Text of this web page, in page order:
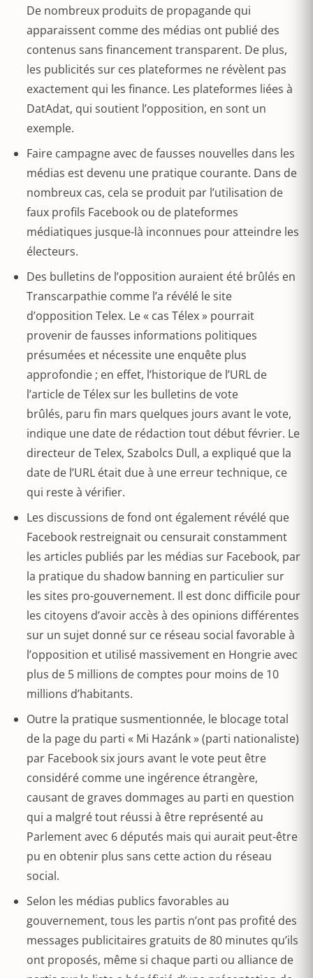
De nombreux produits de propagande qui
apparaissent comme des médias ont publié des
contenus sans financement transparent. De plus,
les publicités sur ces plateformes ne révèlent pas
exactement qui les finance. Les plateformes liées à
DatAdat, qui soutient l’opposition, en sont un
exemple.
Faire campagne avec de fausses nouvelles dans les
médias est devenu une pratique courante. Dans de
nombreux cas, cela se produit par l’utilisation de
faux profils Facebook ou de plateformes
médiatiques jusque-là inconnues pour atteindre les
électeurs.
Des bulletins de l’opposition auraient été brûlés en
Transcarpathie comme l’a révélé le site
d’opposition Telex. Le « cas Télex » pourrait
provenir de fausses informations politiques
présumées et nécessite une enquête plus
approfondie ; en effet, l’historique de l’URL de
l’article de Télex sur les bulletins de vote
brûlés, paru fin mars quelques jours avant le vote,
indique une date de rédaction tout début février. Le
directeur de Telex, Szabolcs Dull, a expliqué que la
date de l’URL était due à une erreur technique, ce
qui reste à vérifier.
Les discussions de fond ont également révélé que
Facebook restreignait ou censurait constamment
les articles publiés par les médias sur Facebook, par
la pratique du shadow banning en particulier sur
les sites pro-gouvernement. Il est donc difficile pour
les citoyens d’avoir accès à des opinions différentes
sur un sujet donné sur ce réseau social favorable à
l’opposition et utilisé massivement en Hongrie avec
plus de 5 millions de comptes pour moins de 10
millions d’habitants.
Outre la pratique susmentionnée, le blocage total
de la page du parti « Mi Hazánk » (parti nationaliste)
par Facebook six jours avant le vote peut être
considéré comme une ingérence étrangère,
causant de graves dommages au parti en question
qui a malgré tout réussi à être représenté au
Parlement avec 6 députés mais qui aurait peut-être
pu en obtenir plus sans cette action du réseau
social.
Selon les médias publics favorables au
gouvernement, tous les partis n’ont pas profité des
messages publicitaires gratuits de 80 minutes qu’ils
ont proposés, même si chaque parti ou alliance de